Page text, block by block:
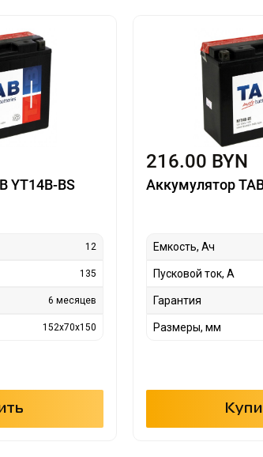
YT14B-BS
12
135
6 месяцев
152x70x150
216.00 BYN
Аккумулятор
Емкость, Ач
Пусковой ток, А
Гарантия
Размеры, мм